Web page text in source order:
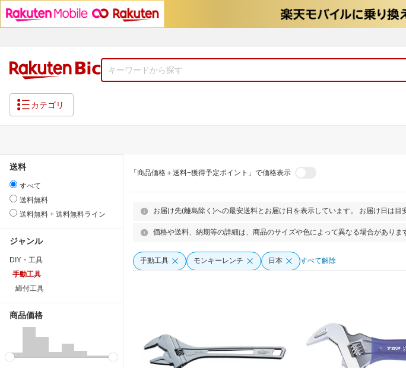
カテゴリ
送料
すべて
送料無料
送料無料 + 送料無料ライン
ジャンル
DIY・工具
手動工具
締付工具
商品価格
「商品価格＋送料−獲得予定ポイント」で価格表示
お届け先(離島除く)への最安送料とお届け日を表示しています。 お届け日は目
価格や送料、納期等の詳細は、商品のサイズや色によって異なる場合がありま
手動工具 モンキーレンチ 日本 すべて解除